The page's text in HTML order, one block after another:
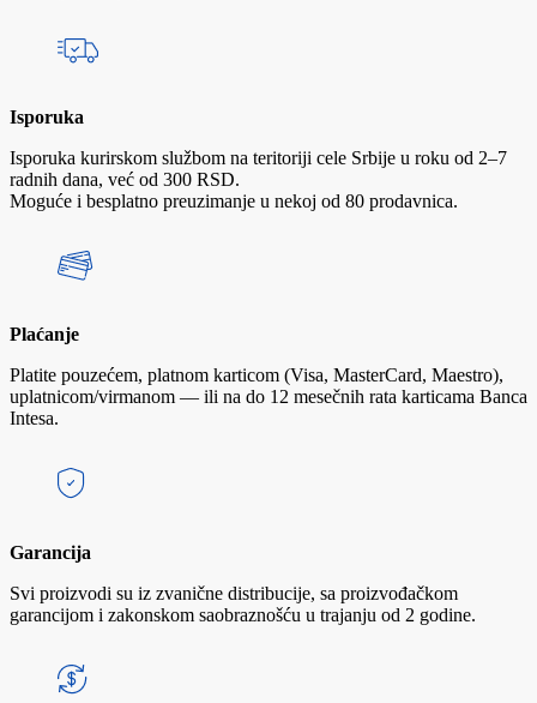
Isporuka
Isporuka kurirskom službom na teritoriji cele Srbije u roku od 2–7
radnih dana, već od 300 RSD.
Moguće i besplatno preuzimanje u nekoj od 80 prodavnica.
Plaćanje
Platite pouzećem, platnom karticom (Visa, MasterCard, Maestro),
uplatnicom/virmanom — ili na do 12 mesečnih rata karticama Banca
Intesa.
Garancija
Svi proizvodi su iz zvanične distribucije, sa proizvođačkom
garancijom i zakonskom saobraznošću u trajanju od 2 godine.